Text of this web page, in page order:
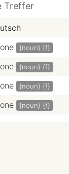
Treffer
{noun} {f}
{noun} {f}
{noun} {f}
{noun} {f}